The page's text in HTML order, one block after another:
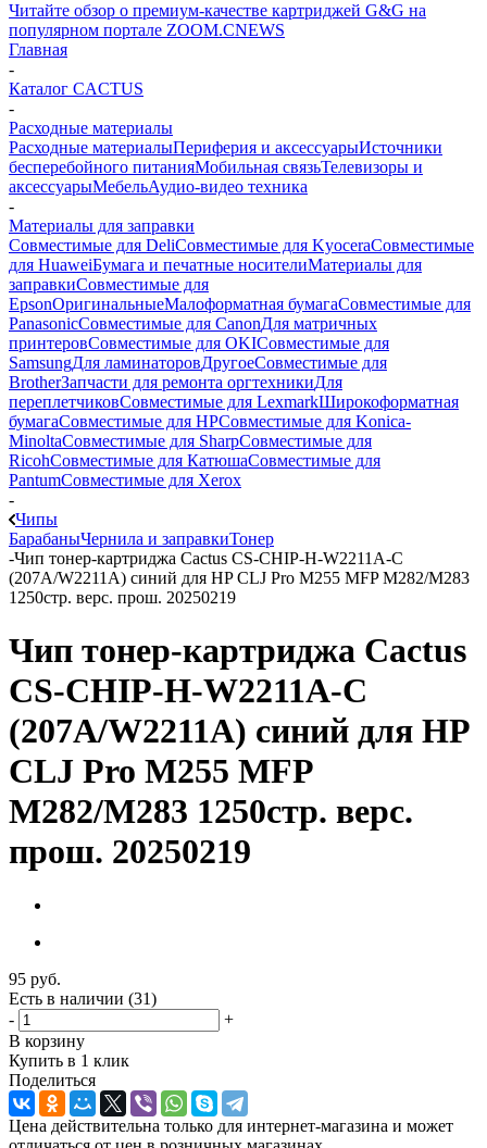
Читайте обзор о премиум-качестве картриджей G&G на
популярном портале ZOOM.CNEWS
Главная
-
Каталог CACTUS
-
Расходные материалы
Расходные материалыПериферия и аксессуарыИсточники
бесперебойного питанияМобильная связьТелевизоры и
аксессуарыМебельАудио-видео техника
-
Материалы для заправки
Совместимые для DeliСовместимые для KyoceraСовместимые
для HuaweiБумага и печатные носителиМатериалы для
заправкиСовместимые для
EpsonОригинальныеМалоформатная бумагаСовместимые для
PanasonicСовместимые для CanonДля матричных
принтеровСовместимые для OKIСовместимые для
SamsungДля ламинаторовДругоеСовместимые для
BrotherЗапчасти для ремонта оргтехникиДля
переплетчиковСовместимые для LexmarkШирокоформатная
бумагаСовместимые для HPСовместимые для Konica-
MinoltaСовместимые для SharpСовместимые для
RicohСовместимые для КатюшаСовместимые для
PantumСовместимые для Xerox
-
Чипы
БарабаныЧернила и заправкиТонер
-Чип тонер-картриджа Cactus CS-CHIP-H-W2211A-C
(207A/W2211A) синий для HP CLJ Pro M255 MFP M282/M283
1250стр. верс. прош. 20250219
Чип тонер-картриджа Cactus
CS-CHIP-H-W2211A-C
(207A/W2211A) синий для HP
CLJ Pro M255 MFP
M282/M283 1250стр. верс.
прош. 20250219
95 руб.
Есть в наличии (31)
-
+
В корзину
Купить в 1 клик
Поделиться
Цена действительна только для интернет-магазина и может